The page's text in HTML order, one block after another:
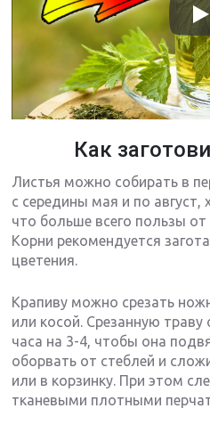
Как
Листья можно собирать в
с середины мая и по август,
что больше всего пользы от
Корни рекомендуется
цветения.
Крапиву можно срезать
или косой. Срезанную
часа на 3-4, чтобы она
оборвать от стеблей и
или в корзинку. При этом
тканевыми плотными